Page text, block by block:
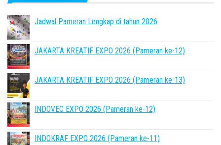
Jadwal Pameran Lengkap di tahun 2026
JAKARTA KREATIF EXPO 2026 (Pameran ke-12)
JAKARTA KREATIF EXPO 2026 (Pameran ke-13)
INDOVEC EXPO 2026 (Pameran ke-12)
INDOKRAF EXPO 2026 (Pameran ke-11)